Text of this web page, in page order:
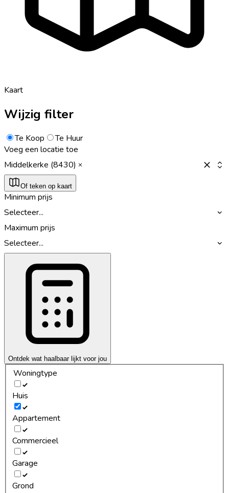
Kaart
Wijzig filter
Te Koop
Te Huur
Voeg een locatie toe
Middelkerke (8430)
Of teken op kaart
Minimum prijs
Selecteer...
Maximum prijs
Selecteer...
Ontdek wat haalbaar lijkt voor jou
Woningtype
Huis
Appartement
Commercieel
Garage
Grond